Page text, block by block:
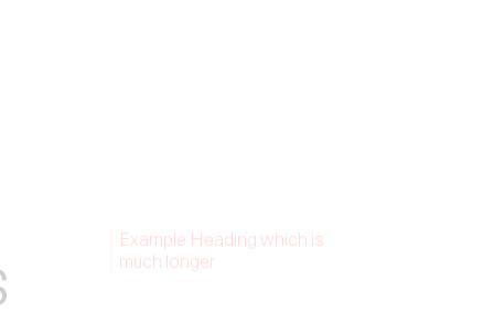
Example Heading which is
much longer